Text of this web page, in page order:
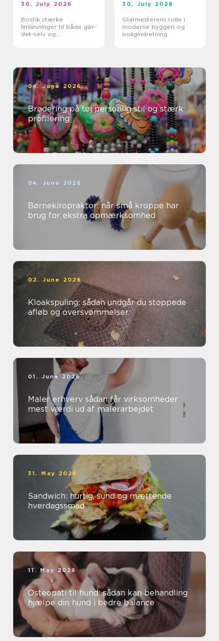
30. July 2026
Bostik stærke
limløsninger til både gør-
det-selv og
30. July 2026
Glarmesterens rolle i
moderne byggeri og
boligindretning
04. June 2026
Brodering på tøj personlig stil og stærk
profilering
04. June 2026
Børnekiropraktor: når små kroppe har
brug for ekstra opmærksomhed
02. June 2026
Kloakspuling: sådan undgår du stoppede
afløb og oversvømmelser
01. June 2026
Maler erhverv sådan får virksomheder
mest værdi ud af malerarbejdet
31. May 2026
Sandwich: hurtig, sund og mættende
hverdagssmad
11. May 2026
Osteopati til hund: sådan kan behandling
hjælpe din hund i bedre balance